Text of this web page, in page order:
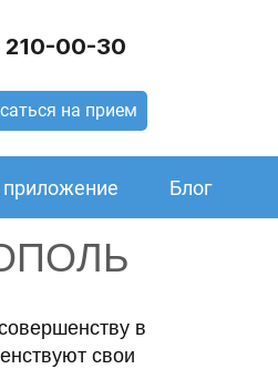
210-00-30
на прием
Блог
в
свои